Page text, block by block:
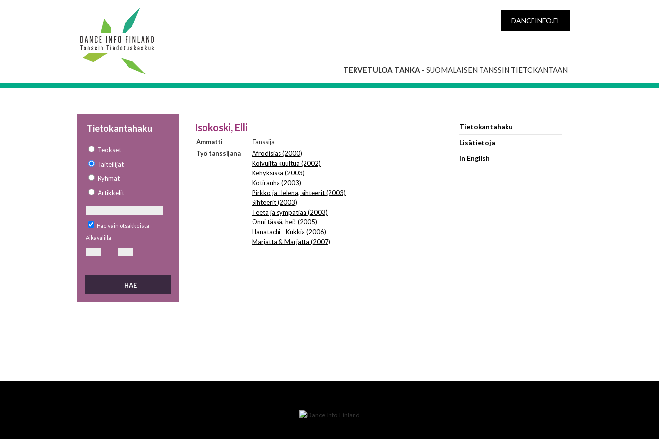
DANCEINFO.FI
TERVETULOA TANKA - SUOMALAISEN TANSSIN TIETOKANTAAN
Tietokantahaku
Teokset
Taiteilijat
Ryhmät
Artikkelit
Hae vain otsakkeista
Aikavälillä
—
Isokoski, Elli
Ammatti
Tanssija
Työ tanssijana
Afrodisias (2000)
Koivuilta kuultua (2002)
Kehyksissä (2003)
Kotirauha (2003)
Pirkko ja Helena, sihteerit (2003)
Sihteerit (2003)
Teetä ja sympatiaa (2003)
Onni tässä, hei! (2005)
Hanatachi - Kukkia (2006)
Marjatta & Marjatta (2007)
Tietokantahaku
Lisätietoja
In English